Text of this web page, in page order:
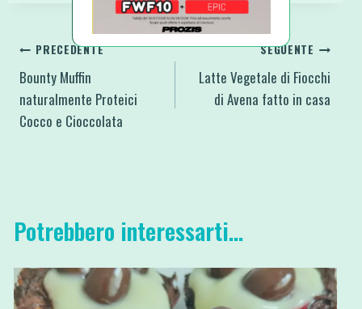
Navigazione
articoli
PRECEDENTE
Bounty Muffin
naturalmente Proteici
Cocco e Cioccolata
SEGUENTE
Latte Vegetale di Fiocchi
di Avena fatto in casa
Potrebbero interessarti...